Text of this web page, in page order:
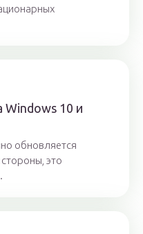
Windows 10 и
обновляется
это